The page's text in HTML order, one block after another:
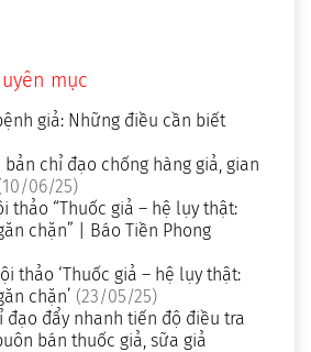
mục
giả: Những điều cần biết
bản chỉ đạo chống hàng giả, gian
06/25)
thảo “Thuốc giả – hệ lụy thật:
chặn” | Báo Tiền Phong
thảo ‘Thuốc giả – hệ lụy thật:
chặn’ (23/05/25)
đạo đẩy nhanh tiến độ điều tra
bán thuốc giả, sữa giả